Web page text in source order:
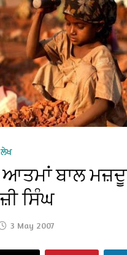
ਲੇਖ
ਆਤਮਾਂ ਬਾਲ
ਸਿੰਘ
3 May 2007